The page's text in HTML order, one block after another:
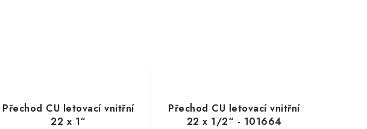
Přechod CU letovací vnitřní
22 x 1“
Přechod CU letovací vnitřní
22 x 1/2“ - 101664